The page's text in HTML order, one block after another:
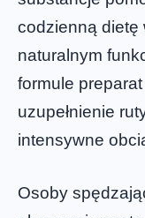
codzienną dietę
naturalnym
formule
uzupełnienie
intensywne
Osoby